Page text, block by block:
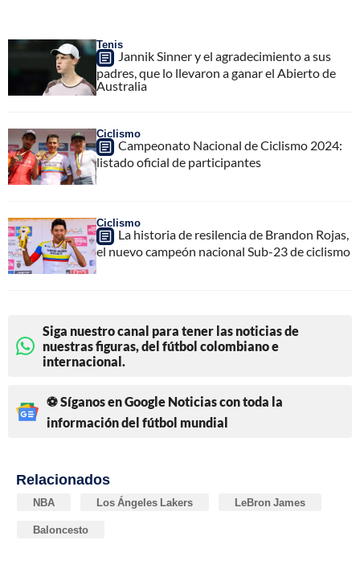
Tenis
Jannik Sinner y el agradecimiento a sus
padres, que lo llevaron a ganar el Abierto de
Australia
Ciclismo
Campeonato Nacional de Ciclismo 2024:
listado oficial de participantes
Ciclismo
La historia de resilencia de Brandon Rojas,
el nuevo campeón nacional Sub-23 de ciclismo
Siga nuestro canal para tener las noticias de
nuestras figuras, del fútbol colombiano e
internacional.
⚽ Síganos en Google Noticias con toda la
información del fútbol mundial
Relacionados
NBA Los Ángeles Lakers LeBron James
Baloncesto